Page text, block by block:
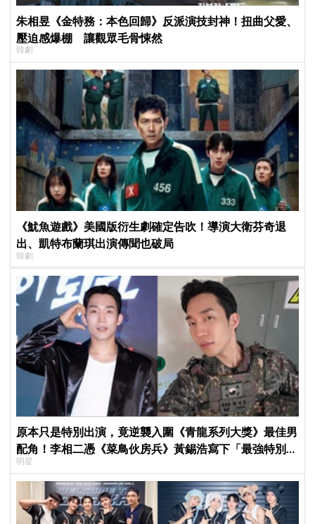
朱相昱《金特務：本色回歸》反派演技封神！扭曲父愛、
壓迫感爆棚 讓觀眾毛骨悚然
韓劇
《魷魚遊戲》美國版衍生劇確定告吹！導演大衛芬奇退
出、凱特布蘭琪出演傳聞也破局
韓劇
原本只是特別出演，竟逆襲入圍《青龍系列大獎》最佳男
配角！李相二憑《菜鳥伙房兵》黃錫浩寫下「最強特別出
演」傳奇
明星